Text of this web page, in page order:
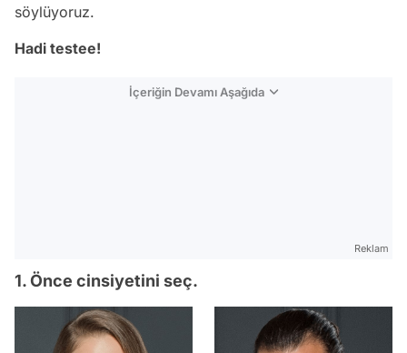
söylüyoruz.
Hadi testee!
İçeriğin Devamı Aşağıda
Reklam
1. Önce cinsiyetini seç.